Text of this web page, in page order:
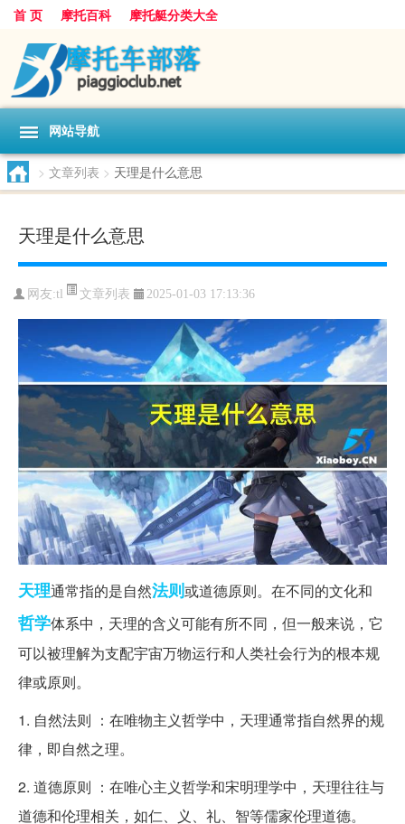
首 页 摩托百科 摩托艇分类大全
网站导航
> 文章列表 > 天理是什么意思
天理是什么意思
网友:tl 文章列表 2025-01-03 17:13:36
天理通常指的是自然法则或道德原则。在不同的文化和
哲学体系中，天理的含义可能有所不同，但一般来说，它
可以被理解为支配宇宙万物运行和人类社会行为的根本规
律或原则。
1. 自然法则 ：在唯物主义哲学中，天理通常指自然界的规
律，即自然之理。
2. 道德原则 ：在唯心主义哲学和宋明理学中，天理往往与
道德和伦理相关，如仁、义、礼、智等儒家伦理道德。